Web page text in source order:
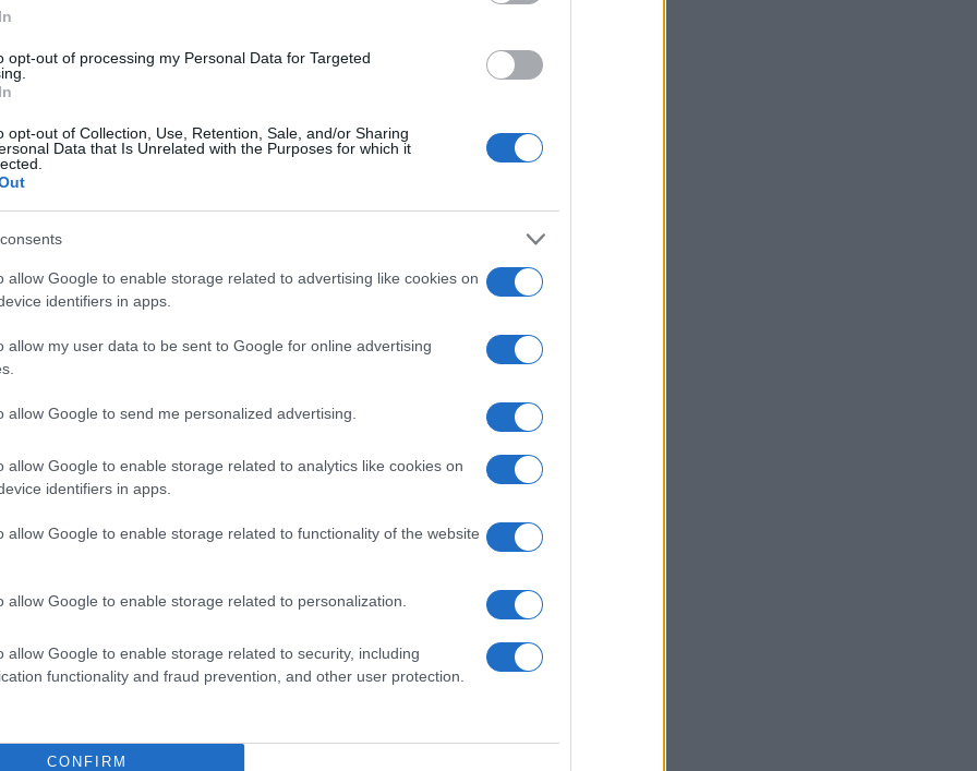
opt-out of processing my Personal Data for Targeted
opt-out of Collection, Use, Retention, Sale, and/or Sharing
Data that Is Unrelated with the Purposes for which it
allow Google to enable storage related to advertising like cookies on
identifiers in apps.
allow my user data to be sent to Google for online advertising
allow Google to send me personalized advertising.
allow Google to enable storage related to analytics like cookies on
identifiers in apps.
allow Google to enable storage related to functionality of the website
allow Google to enable storage related to personalization.
allow Google to enable storage related to security, including
functionality and fraud prevention, and other user protection.
CONFIRM
Λυκαβηττός: Εντοπισμός ανθρώπινης σορού σε
8/08/2026 - 2:27μμ
ΕΛΛΑΔΑ
Διάψευση της ΕΛΑΣ για αναφορές περί απόπειρας
8/08/2026 - 1:35μμ